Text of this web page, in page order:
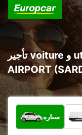
تأجير voiture و utilitaire في ALGHERO
AIRPORT
ما نوع المركبة؟
سيارة